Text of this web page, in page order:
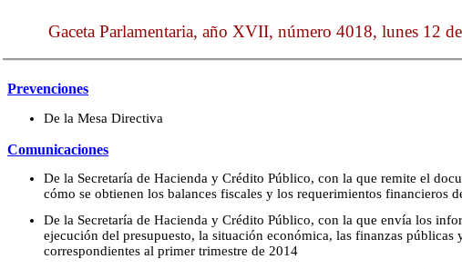
Gaceta Parlamentaria, año XVII, número 4018, lunes 12
Prevenciones
De la Mesa Directiva
Comunicaciones
De la Secretaría de Hacienda y Crédito Público, con la que remite el
cómo se obtienen los balances fiscales y los requerimientos financieros
De la Secretaría de Hacienda y Crédito Público, con la que envía los
ejecución del presupuesto, la situación económica, las finanzas públicas
correspondientes al primer trimestre de 2014